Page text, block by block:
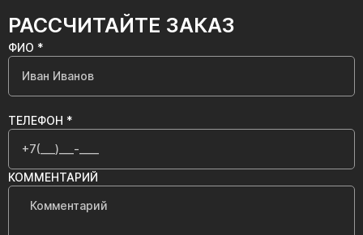
РАССЧИТАЙТЕ ЗАКАЗ
ФИО *
ТЕЛЕФОН *
КОММЕНТАРИЙ